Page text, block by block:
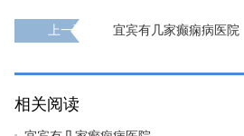
上一页 宜宾有几家癫痫病医院
相关阅读